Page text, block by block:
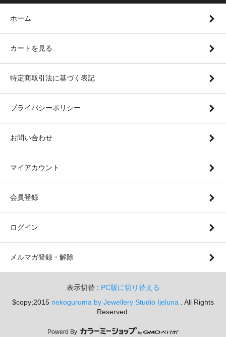
ホーム
カートを見る
特定商取引法に基づく表記
プライバシーポリシー
お問い合わせ
マイアカウント
会員登録
ログイン
メルマガ登録・解除
表示切替 : PC版に切り替える
$copy;2015 nekoguruma by Jewellery Studio Ijeluna . All Rights
Reserved.
Powerd By